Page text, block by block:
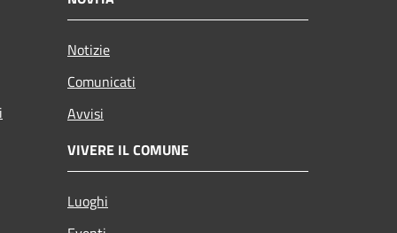
Notizie
Comunicati
Avvisi
VIVERE IL COMUNE
Luoghi